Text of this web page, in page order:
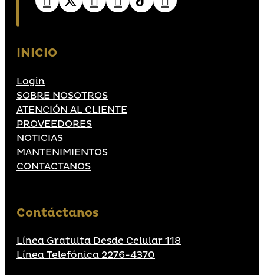
INICIO
Login
SOBRE NOSOTROS
ATENCIÓN AL CLIENTE
PROVEEDORES
NOTICIAS
MANTENIMIENTOS
CONTACTANOS
Contáctanos
Línea Gratuita Desde Celular 118
Línea Telefónica 2276-4370